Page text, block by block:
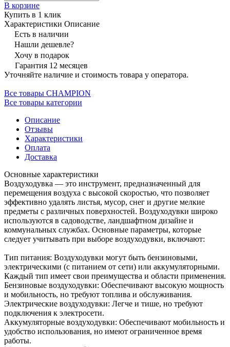
В корзине
Купить в 1 клик
Характеристики Описание
Есть в наличии
Нашли дешевле?
Хочу в подарок
Гарантия 12 месяцев
Уточняйте наличие и стоимость товара у оператора.
Все товары CHAMPION
Все товары категории
Описание
Отзывы
Характеристики
Оплата
Доставка
Основные характеристики
Воздуходувка — это инструмент, предназначенный для
перемещения воздуха с высокой скоростью, что позволяет
эффективно удалять листья, мусор, снег и другие мелкие
предметы с различных поверхностей. Воздуходувки широко
используются в садоводстве, ландшафтном дизайне и
коммунальных службах. Основные параметры, которые
следует учитывать при выборе воздуходувки, включают:
Тип питания: Воздуходувки могут быть бензиновыми,
электрическими (с питанием от сети) или аккумуляторными.
Каждый тип имеет свои преимущества и области применения.
Бензиновые воздуходувки: Обеспечивают высокую мощность
и мобильность, но требуют топлива и обслуживания.
Электрические воздуходувки: Легче и тише, но требуют
подключения к электросети.
Аккумуляторные воздуходувки: Обеспечивают мобильность и
удобство использования, но имеют ограниченное время
работы.